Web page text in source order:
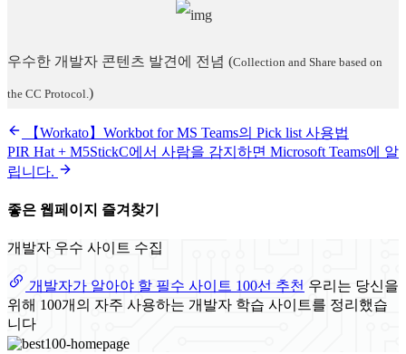
우수한 개발자 콘텐츠 발견에 전념 (Collection and Share based on
the CC Protocol. )
【Workato】Workbot for MS Teams의 Pick list 사용법
PIR Hat + M5StickC에서 사람을 감지하면 Microsoft Teams에 알
립니다.
좋은 웹페이지 즐겨찾기
개발자 우수 사이트 수집
개발자가 알아야 할 필수 사이트 100선 추천 우리는 당신을
위해 100개의 자주 사용하는 개발자 학습 사이트를 정리했습
니다